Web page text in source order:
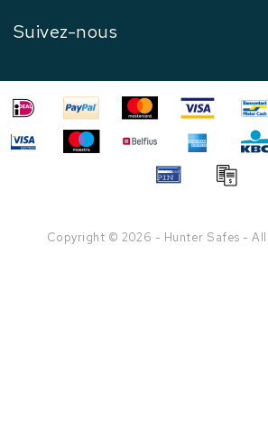
Suivez-nous
Copyright © 2026 - Hunter Safes -